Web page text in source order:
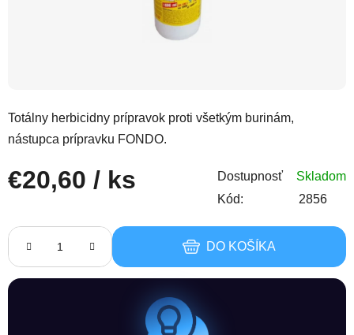
Totálny herbicidny prípravok proti všetkým burinám,
nástupca prípravku FONDO.
€20,60 / ks Dostupnosť
Skladom
Kód:
2856
DO KOŠÍKA